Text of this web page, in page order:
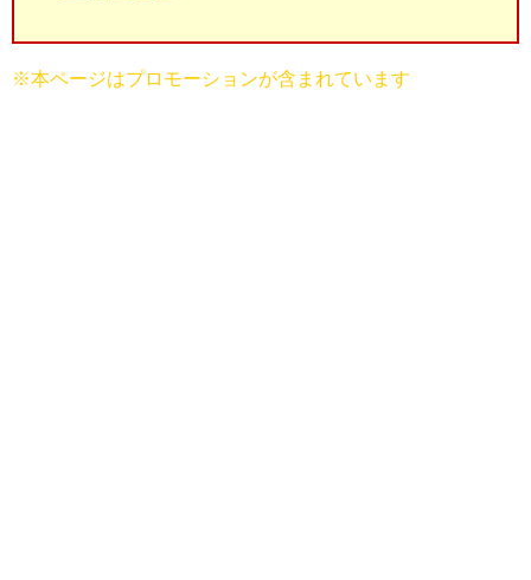
※本ページはプロモーションが含まれています